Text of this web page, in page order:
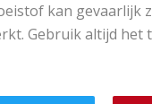
kan gevaarlijk
Gebruik altijd